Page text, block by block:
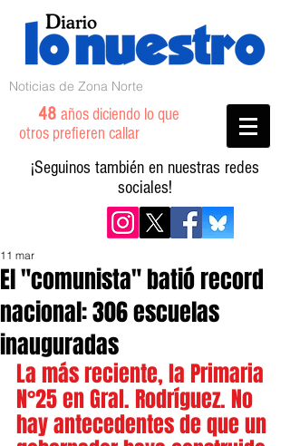
Noticias de Zona Norte
48 años diciendo lo que
otros prefieren callar
¡Seguinos también en nuestras redes
sociales!
El "comunista" batió record
nacional: 306 escuelas
inauguradas
11 mar
La más reciente, la Primaria
N°25 en Gral. Rodríguez. No
hay antecedentes de que un